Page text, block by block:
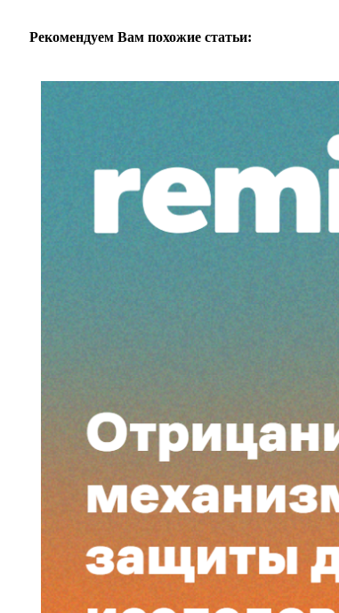
Рекомендуем Вам похожие статьи: